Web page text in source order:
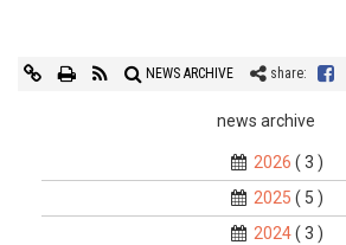
NEWS ARCHIVE share:
news archive
2026 ( 3 )
2025 ( 5 )
2024( 3 )